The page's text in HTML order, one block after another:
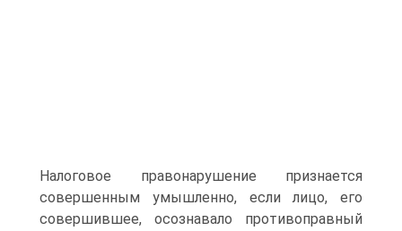
Налоговое правонарушение признается
совершенным умышленно, если лицо, его
совершившее, осознавало противоправный